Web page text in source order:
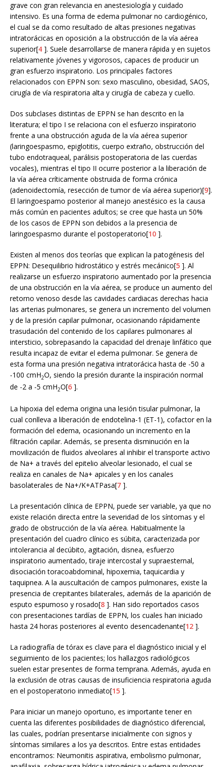
grave con gran relevancia en anestesiología y cuidado
intensivo. Es una forma de edema pulmonar no cardiogénico,
el cual se da como resultado de altas presiones negativas
intratorácicas en oposición a la obstrucción de la vía aérea
superior[4 ]. Suele desarrollarse de manera rápida y en sujetos
relativamente jóvenes y vigorosos, capaces de producir un
gran esfuerzo inspiratorio. Los principales factores
relacionados con EPPN son: sexo masculino, obesidad, SAOS,
cirugía de vía respiratoria alta y cirugía de cabeza y cuello.
Dos subclases distintas de EPPN se han descrito en la
literatura; el tipo I se relaciona con el esfuerzo inspiratorio
frente a una obstrucción aguda de la vía aérea superior
(laringoespasmo, epiglotitis, cuerpo extraño, obstrucción del
tubo endotraqueal, parálisis postoperatoria de las cuerdas
vocales), mientras el tipo II ocurre posterior a la liberación de
la vía aérea críticamente obstruida de forma crónica
(adenoidectomía, resección de tumor de vía aérea superior)[9].
El laringoespamo posterior al manejo anestésico es la causa
más común en pacientes adultos; se cree que hasta un 50%
de los casos de EPPN son debidos a la presencia de
laringoespasmo durante el postoperatorio[10 ].
Existen al menos dos teorías que explican la patogénesis del
EPPN: Desequilibrio hidrostático y estrés mecánico[5 ]. Al
realizarse un esfuerzo inspiratorio aumentado por la presencia
de una obstrucción en la vía aérea, se produce un aumento del
retorno venoso desde las cavidades cardiacas derechas hacia
las arterias pulmonares, se genera un incremento del volumen
y de la presión capilar pulmonar, ocasionando rápidamente
trasudación del contenido de los capilares pulmonares al
intersticio, sobrepasando la capacidad del drenaje linfático que
resulta incapaz de evitar el edema pulmonar. Se genera de
esta forma una presión negativa intratorácica hasta de -50 a
-100 cmH2O, siendo la presión durante la inspiración normal
de -2 a -5 cmH2O[6 ].
La hipoxia del edema origina una lesión tisular pulmonar, la
cual conlleva a liberación de endotelina-1 (ET-1), cofactor en la
formación del edema, ocasionando un incremento en la
filtración capilar. Además, se presenta disminución en la
movilización de fluidos alveolares al inhibir el transporte activo
de Na+ a través del epitelio alveolar lesionado, el cual se
realiza en canales de Na+ apicales y en los canales
basolaterales de Na+/K+ATPasa[7 ].
La presentación clínica de EPPN, puede ser variable, ya que no
existe relación directa entre la severidad de los síntomas y el
grado de obstrucción de la vía aérea. Habitualmente la
presentación del cuadro clínico es súbita, caracterizada por
intolerancia al decúbito, agitación, disnea, esfuerzo
inspiratorio aumentado, tiraje intercostal y supraesternal,
disociación toracoabdominal, hipoxemia, taquicardia y
taquipnea. A la auscultación de campos pulmonares, existe la
presencia de crepitantes bilaterales, además de la aparición de
esputo espumoso y rosado[8 ]. Han sido reportados casos
con presentaciones tardías de EPPN, los cuales han iniciado
hasta 24 horas posteriores al evento desencadenante[12 ].
La radiografía de tórax es clave para el diagnóstico inicial y el
seguimiento de los pacientes; los hallazgos radiológicos
suelen estar presentes de forma temprana. Además, ayuda en
la exclusión de otras causas de insuficiencia respiratoria aguda
en el postoperatorio inmediato[15 ].
Para iniciar un manejo oportuno, es importante tener en
cuenta las diferentes posibilidades de diagnóstico diferencial,
las cuales, podrían presentarse inicialmente con signos y
síntomas similares a los ya descritos. Entre estas entidades
encontramos: Neumonitis aspirativa, embolismo pulmonar,